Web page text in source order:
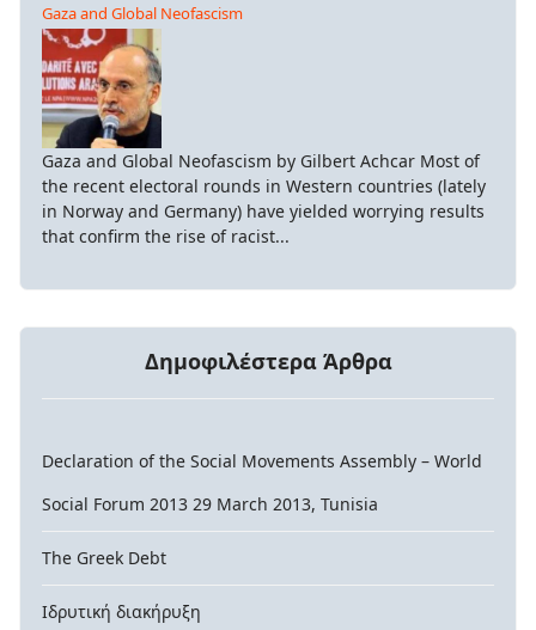
Gaza and Global Neofascism
Gaza and Global Neofascism by Gilbert Achcar Most of
the recent electoral rounds in Western countries (lately
in Norway and Germany) have yielded worrying results
that confirm the rise of racist...
Δημοφιλέστερα Άρθρα
Declaration of the Social Movements Assembly – World
Social Forum 2013 29 March 2013, Tunisia
The Greek Debt
Ιδρυτική διακήρυξη